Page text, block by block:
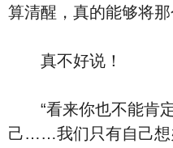
算清醒，真的能够将
真不好说！
“看来你也不能肯定
己……我们只有自己想